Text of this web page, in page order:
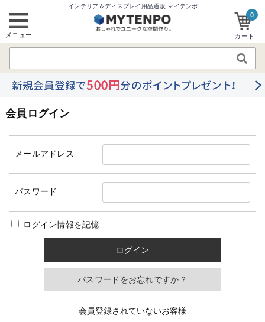
インテリア＆ディスプレイ用品通販 マイテンポ
0
カート
メニュー
会員ログイン
メールアドレス
パスワード
ログイン情報を記憶
パスワードをお忘れですか？
会員登録されていないお客様